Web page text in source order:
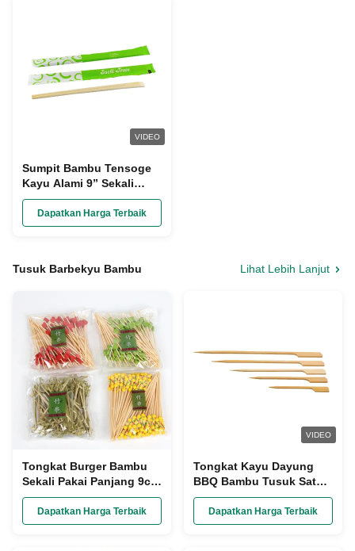
VIDEO
Sumpit Bambu Tensoge
Kayu Alami 9” Sekali
Pakai AAA Grade
Dapatkan Harga Terbaik
Tusuk Barbekyu Bambu Lihat Lebih Lanjut
Tongkat Burger Bambu
Sekali Pakai Panjang 9cm
/ 12cm
Dapatkan Harga Terbaik
VIDEO
Tongkat Kayu Dayung
BBQ Bambu Tusuk Sate
untuk Memanggang Luar
Ruangan
Dapatkan Harga Terbaik